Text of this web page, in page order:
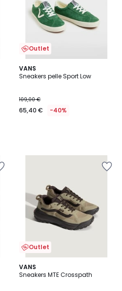
Outlet
VANS
Sneakers pelle Sport Low
109,00 €
65,40 € -40%
Outlet
VANS
Sneakers MTE Crosspath
4
/